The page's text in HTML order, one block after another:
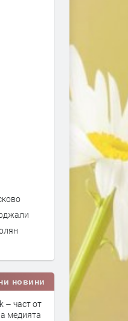
новини
– част от
медията